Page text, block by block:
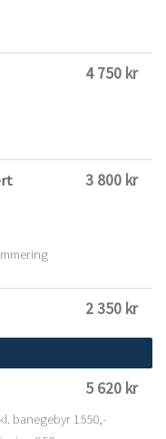
4 750 kr
3 800 kr
2 350 kr
banegebyr 1550,-
5 620 kr